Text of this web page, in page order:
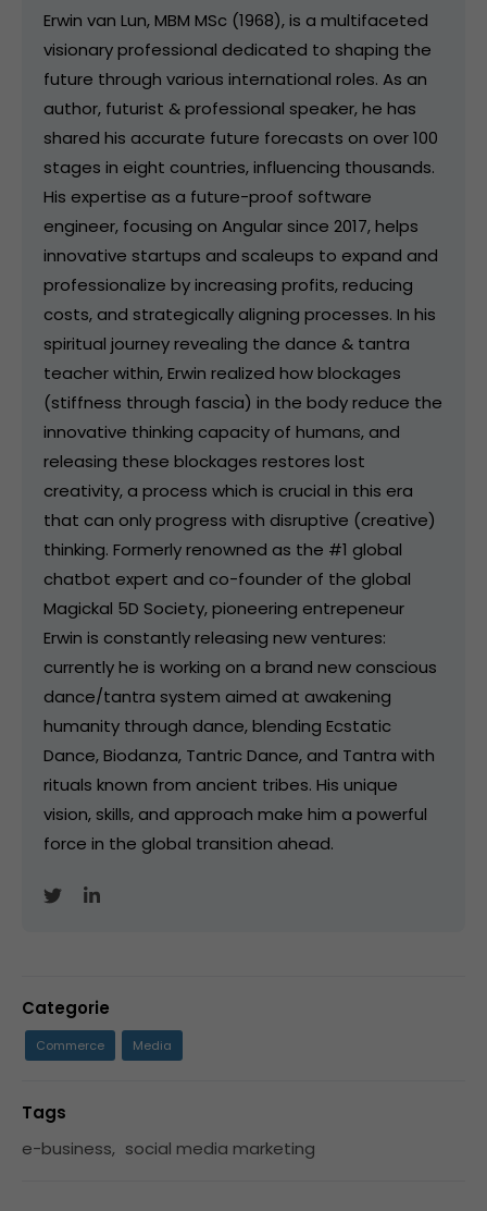
Erwin van Lun, MBM MSc (1968), is a multifaceted
visionary professional dedicated to shaping the
future through various international roles. As an
author, futurist & professional speaker, he has
shared his accurate future forecasts on over 100
stages in eight countries, influencing thousands.
His expertise as a future-proof software
engineer, focusing on Angular since 2017, helps
innovative startups and scaleups to expand and
professionalize by increasing profits, reducing
costs, and strategically aligning processes. In his
spiritual journey revealing the dance & tantra
teacher within, Erwin realized how blockages
(stiffness through fascia) in the body reduce the
innovative thinking capacity of humans, and
releasing these blockages restores lost
creativity, a process which is crucial in this era
that can only progress with disruptive (creative)
thinking. Formerly renowned as the #1 global
chatbot expert and co-founder of the global
Magickal 5D Society, pioneering entrepeneur
Erwin is constantly releasing new ventures:
currently he is working on a brand new conscious
dance/tantra system aimed at awakening
humanity through dance, blending Ecstatic
Dance, Biodanza, Tantric Dance, and Tantra with
rituals known from ancient tribes. His unique
vision, skills, and approach make him a powerful
force in the global transition ahead.
Categorie
Commerce Media
Tags
e-business, social media marketing